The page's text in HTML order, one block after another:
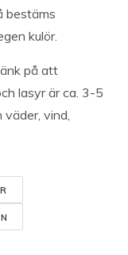
bestäms
kulör.
på att
lasyr är ca. 3-5
väder, vind,